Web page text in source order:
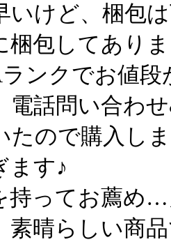
いけど、梱包
梱包してあり
ンクでお値
電話問い合わ
たので購入し
ます♪
持ってお薦め
素晴らしい商